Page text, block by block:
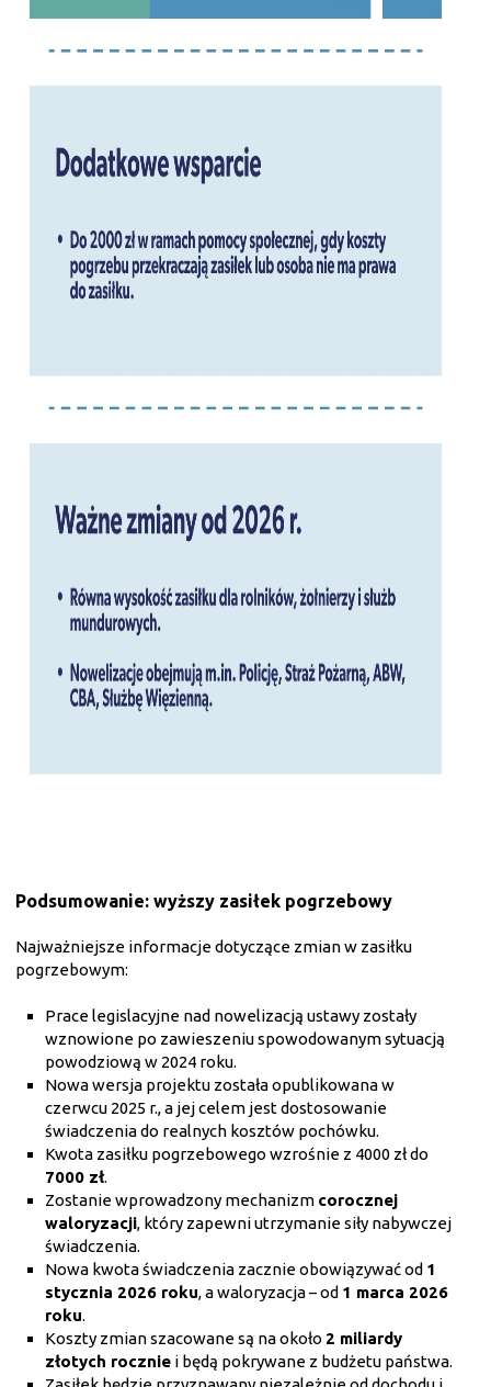
Podsumowanie: wyższy zasiłek pogrzebowy
Najważniejsze informacje dotyczące zmian w zasiłku
pogrzebowym:
Prace legislacyjne nad nowelizacją ustawy zostały
wznowione po zawieszeniu spowodowanym sytuacją
powodziową w 2024 roku.
Nowa wersja projektu została opublikowana w
czerwcu 2025 r., a jej celem jest dostosowanie
świadczenia do realnych kosztów pochówku.
Kwota zasiłku pogrzebowego wzrośnie z 4000 zł do
7000 zł.
Zostanie wprowadzony mechanizm corocznej
waloryzacji, który zapewni utrzymanie siły nabywczej
świadczenia.
Nowa kwota świadczenia zacznie obowiązywać od 1
stycznia 2026 roku, a waloryzacja – od 1 marca 2026
roku.
Koszty zmian szacowane są na około 2 miliardy
złotych rocznie i będą pokrywane z budżetu państwa.